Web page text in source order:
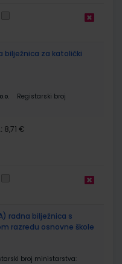
bilježnica za katolički
Registarski broj
8,71 €
radna bilježnica s
razredu osnovne škole
broj ministarstva: